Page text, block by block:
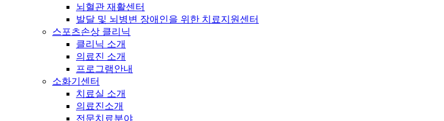
뇌혈관 재활센터
발달 및 뇌병변 장애인을 위한 치료지원센터
스포츠손상 클리닉
클리닉 소개
의료진 소개
프로그램안내
소화기센터
치료실 소개
의료진소개
전문치료분야